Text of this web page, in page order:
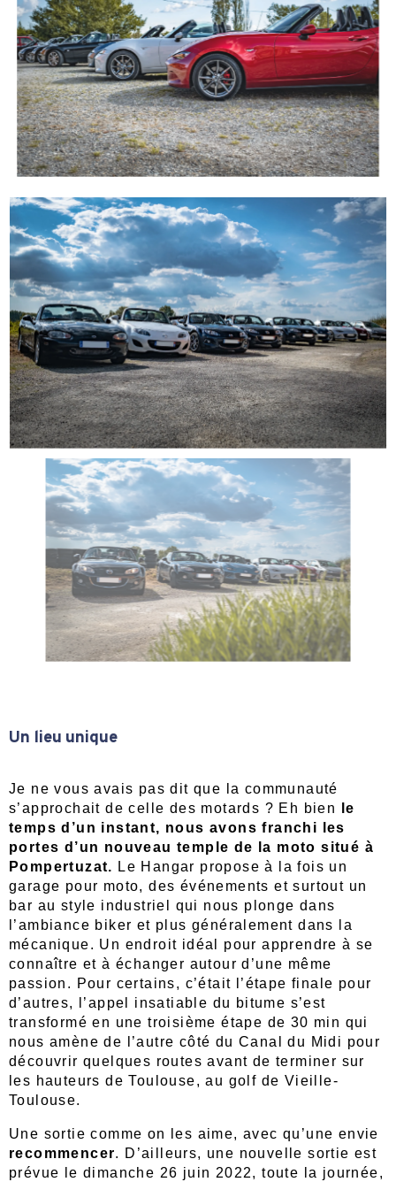
Un lieu unique
Je ne vous avais pas dit que la communauté
s’approchait de celle des motards ? Eh bien
le
temps d’un instant, nous avons franchi les
portes d’un nouveau temple de la moto situé à
Pompertuzat. Le Hangar propose à la fois un
garage pour moto, des événements et surtout un
bar au style industriel qui nous plonge dans
l’ambiance biker et plus généralement dans la
mécanique. Un endroit idéal pour apprendre à se
connaître et à échanger autour d’une même
passion. Pour certains, c’était l’étape finale pour
d’autres, l’appel insatiable du bitume s’est
transformé en une troisième étape de 30 min qui
nous amène de l’autre côté du Canal du Midi pour
découvrir quelques routes avant de terminer sur
les hauteurs de Toulouse, au golf de Vieille-
Toulouse.
Une sortie comme on les aime, avec qu’une envie
recommencer. D’ailleurs, une nouvelle sortie est
prévue le dimanche 26 juin 2022, toute la journée,